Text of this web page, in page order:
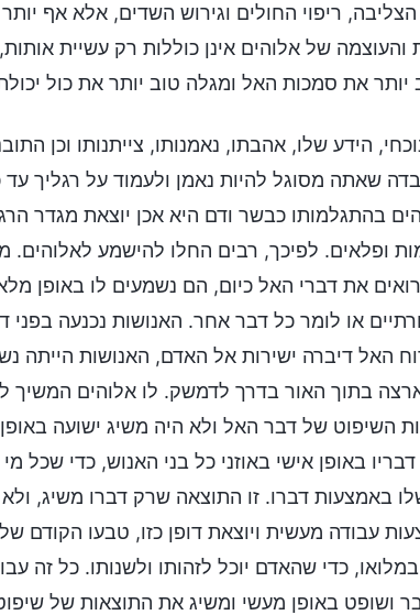
ריפוי החולים וגירוש השדים, אלא אף
של אלוהים אינן כוללות רק עשיית אותות,
את סמכות האל ומגלה טוב יותר את כול
הידע שלו, אהבתו, נאמנותו, צייתנותו וכן
שאתה מסוגל להיות נאמן ולעמוד על רגליך
בהתגלמותו כבשר ודם היא אכן יוצאת מגדר
ופלאים. לפיכך, רבים החלו להישמע
את דברי האל כיום, הם נשמעים לו באופן
או לומר כל דבר אחר. האנושות נכנעה בפני
האל דיברה ישירות אל האדם, האנושות הייתה
בתוך האור בדרך לדמשק. לו אלוהים המשיך
השיפוט של דבר האל ולא היה משיג ישועה באופן
באופן אישי באוזני כל בני האנוש, כדי שכל מי
באמצעות דברו. זו התוצאה שרק דברו משיג,
עבודה מעשית ויוצאת דופן כזו, טבעו הקודם
כדי שהאדם יוכל לזהותו ולשנותו. כל זה
ושופט באופן מעשי ומשיג את התוצאות של